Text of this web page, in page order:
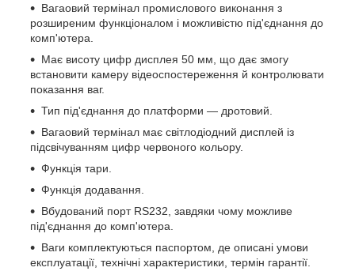
Вагаовий термінал промислового виконання з
розширеним функціоналом і можливістю під'єднання до
комп'ютера.
Має висоту цифр дисплея 50 мм, що дає змогу
встановити камеру відеоспостереження й контролювати
показання ваг.
Тип під'єднання до платформи — дротовий.
Вагаовий термінал має світлодіодний дисплей із
підсвічуванням цифр червоного кольору.
Функція тари.
Функція додавання.
Вбудований порт RS232, завдяки чому можливе
під'єднання до комп'ютера.
Ваги комплектуються паспортом, де описані умови
експлуатації, технічні характеристики, термін гарантії.